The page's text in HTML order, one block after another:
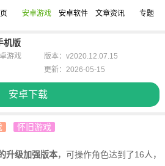
安卓游戏 安卓软件 文章资讯 专题
机版
安卓下载
游戏
版本：v2020.12.07.15
更新：2026-05-15
怀旧游戏
升级加强版本，可操作角色达到了16人，